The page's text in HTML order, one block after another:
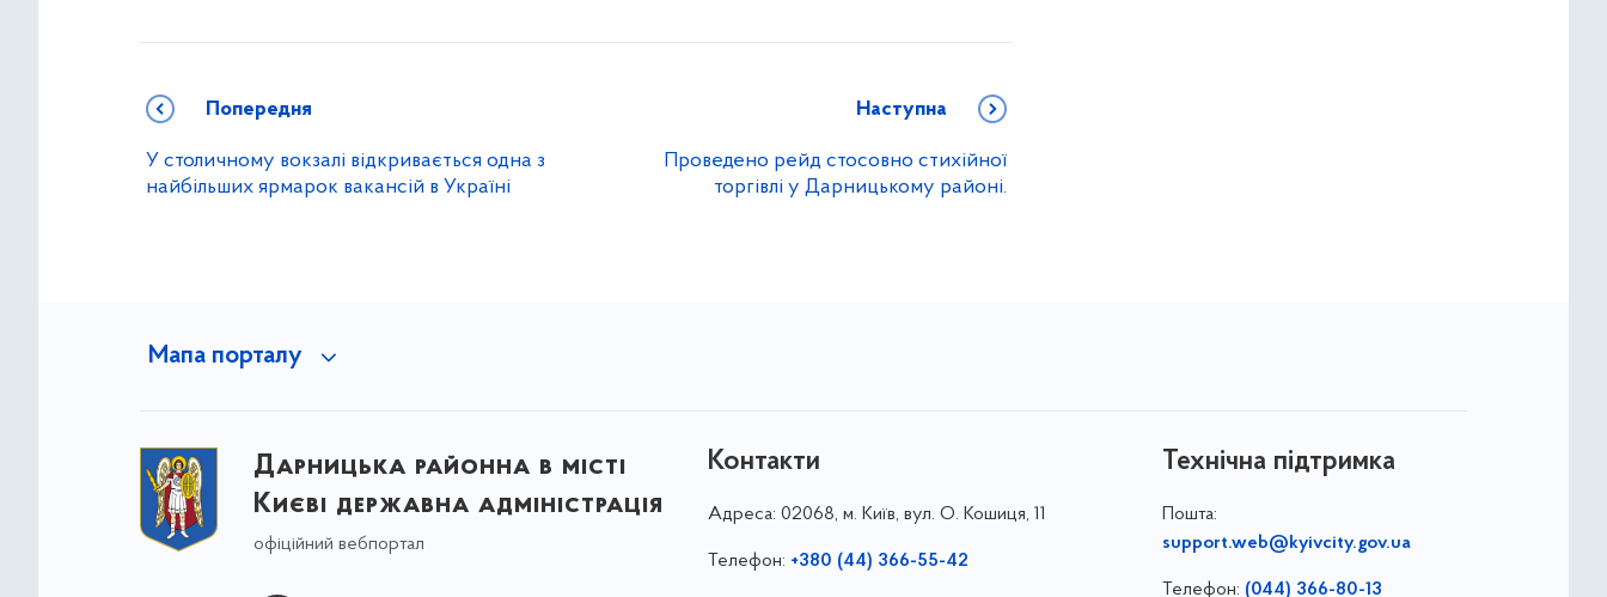
Попередня
У столичному вокзалі відкривається одна з
найбільших ярмарок вакансій в Україні
Наступна
Проведено рейд стосовно стихійної
торгівлі у Дарницькому районі.
Мапа порталу
Дарницька районна в місті
Києві державна адміністрація
офіційний вебпортал
Контакти
Адреса: 02068, м. Київ, вул. О. Кошиця, 11
Телефон: +380 (44) 366-55-42
Технічна підтримка
Пошта:
support.web@kyivcity.gov.ua
Телефон: (044) 366-80-13